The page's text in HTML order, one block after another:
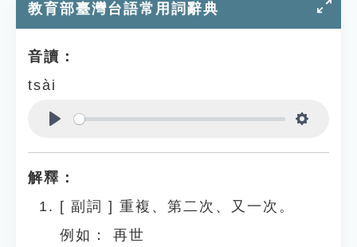
教育部臺灣台語常用詞辭典
音讀：
tsài
解釋：
[ 副詞 ] 重複、第二次、又一次。
例如：
再世